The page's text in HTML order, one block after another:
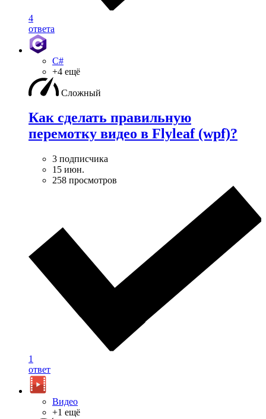
4
ответа
C#
+4 ещё
Сложный
Как сделать правильную
перемотку видео в Flyleaf (wpf)?
3 подписчика
15 июн.
258 просмотров
1
ответ
Видео
+1 ещё